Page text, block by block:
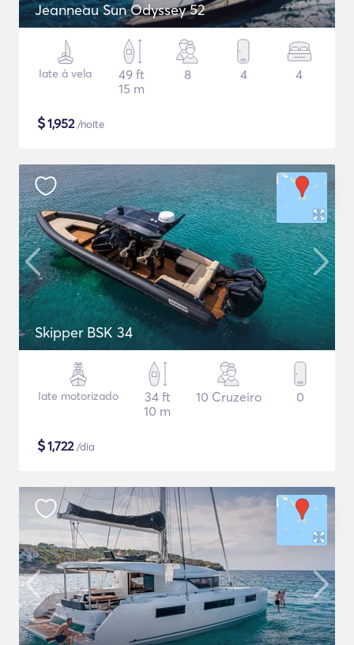
Jeanneau Sun Odyssey 52
Iate à vela
49 ft
15 m
8 4 4
$1,952/noite
Skipper BSK 34
Iate motorizado
34 ft
10 m
10 Cruzeiro 0
$1,722/dia